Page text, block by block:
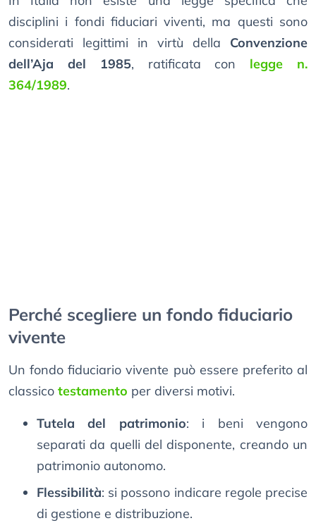
disciplini i fondi fiduciari viventi, ma questi sono
considerati legittimi in virtù della Convenzione
dell’Aja del 1985, ratificata con legge n.
364/1989.
Perché scegliere un fondo fiduciario
vivente
Un fondo fiduciario vivente può essere preferito al
classico testamento per diversi motivi.
Tutela del patrimonio: i beni vengono
separati da quelli del disponente, creando un
patrimonio autonomo.
Flessibilità: si possono indicare regole precise
di gestione e distribuzione.